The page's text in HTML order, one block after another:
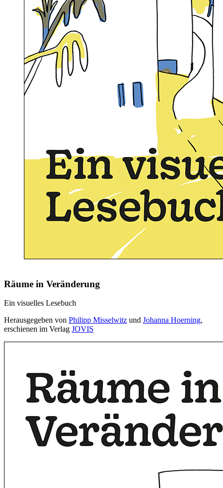
Räume in Veränderung
Ein visuelles Lesebuch
Herausgegeben von Philipp Misselwitz und Johanna Hoerning,
erschienen im Verlag JOVIS